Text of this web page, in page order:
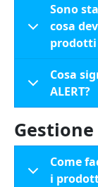
Sono
cosa
prodotti
Cosa
ALERT?
Come
i